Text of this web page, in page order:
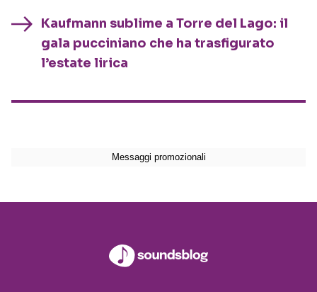
Kaufmann sublime a Torre del Lago: il
gala pucciniano che ha trasfigurato
l’estate lirica